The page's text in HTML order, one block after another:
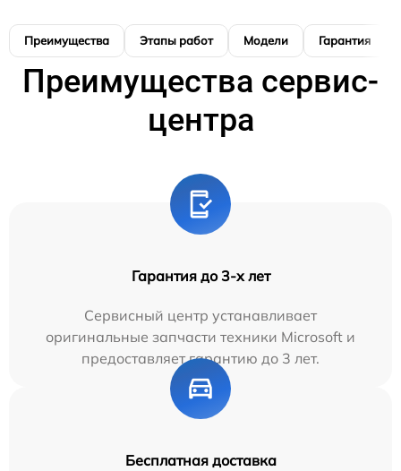
Преимущества Этапы работ Модели Гарантия
Преимущества сервис-
центра
Гарантия до 3-х лет
Сервисный центр устанавливает
оригинальные запчасти техники Microsoft и
предоставляет гарантию до 3 лет.
Бесплатная доставка